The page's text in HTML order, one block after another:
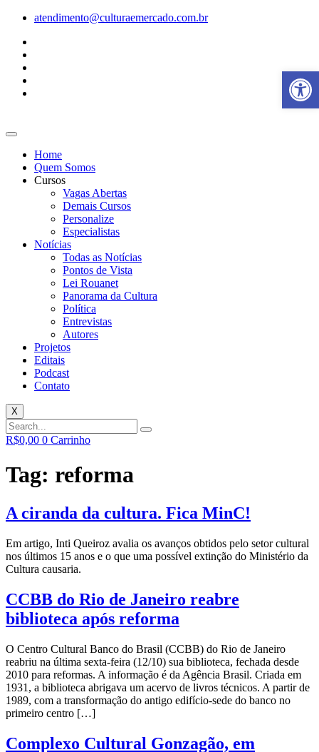
conteúdo
atendimento@culturaemercado.com.br
Home
Quem Somos
Cursos
Vagas Abertas
Demais Cursos
Personalize
Especialistas
Notícias
Todas as Notícias
Pontos de Vista
Lei Rouanet
Panorama da Cultura
Política
Entrevistas
Autores
Projetos
Editais
Podcast
Contato
X
R$0,00 0 Carrinho
Tag: reforma
A ciranda da cultura. Fica MinC!
Em artigo, Inti Queiroz avalia os avanços obtidos pelo setor cultural
nos últimos 15 anos e o que uma possível extinção do Ministério da
Cultura causaria.
CCBB do Rio de Janeiro reabre
biblioteca após reforma
O Centro Cultural Banco do Brasil (CCBB) do Rio de Janeiro
reabriu na última sexta-feira (12/10) sua biblioteca, fechada desde
2010 para reformas. A informação é da Agência Brasil. Criada em
1931, a biblioteca abrigava um acervo de livros técnicos. A partir de
1989, com a transformação do antigo edifício-sede do banco no
primeiro centro […]
Complexo Cultural Gonzagão, em
Abrir a